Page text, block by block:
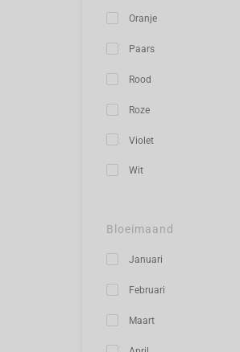
Oranje
Paars
Rood
Roze
Violet
Wit
Bloeimaand
Januari
Februari
Maart